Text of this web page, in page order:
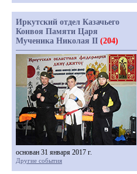
Иркутский отдел Казачьего
Конвоя Памяти Царя
Мученика Николая II (204)
основан 31 января 2017 г.
Другие события